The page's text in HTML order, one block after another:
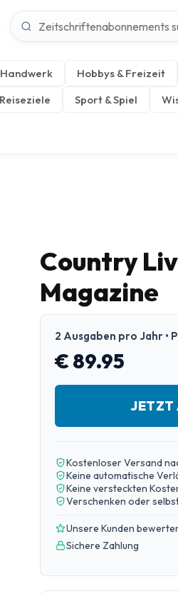
Handwerk
Hobbys & Freizeit
Sport & Spiel
Country
Magazine
2 Ausgaben pro Jahr •
€ 89.95
JETZT
Kostenloser Versand
Keine automatische
Keine versteckten
Verschenken oder
Unsere Kunden
Sichere Zahlung